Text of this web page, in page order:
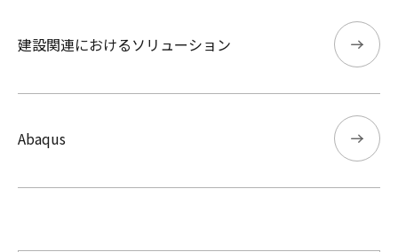
建設関連におけるソリューション
Abaqus